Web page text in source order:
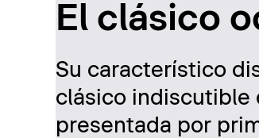
El clásico
Su característico
clásico indiscutible
presentada por